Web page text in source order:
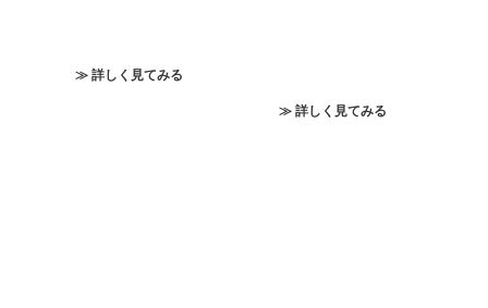
≫ 詳しく見てみる
≫ 詳しく見てみる